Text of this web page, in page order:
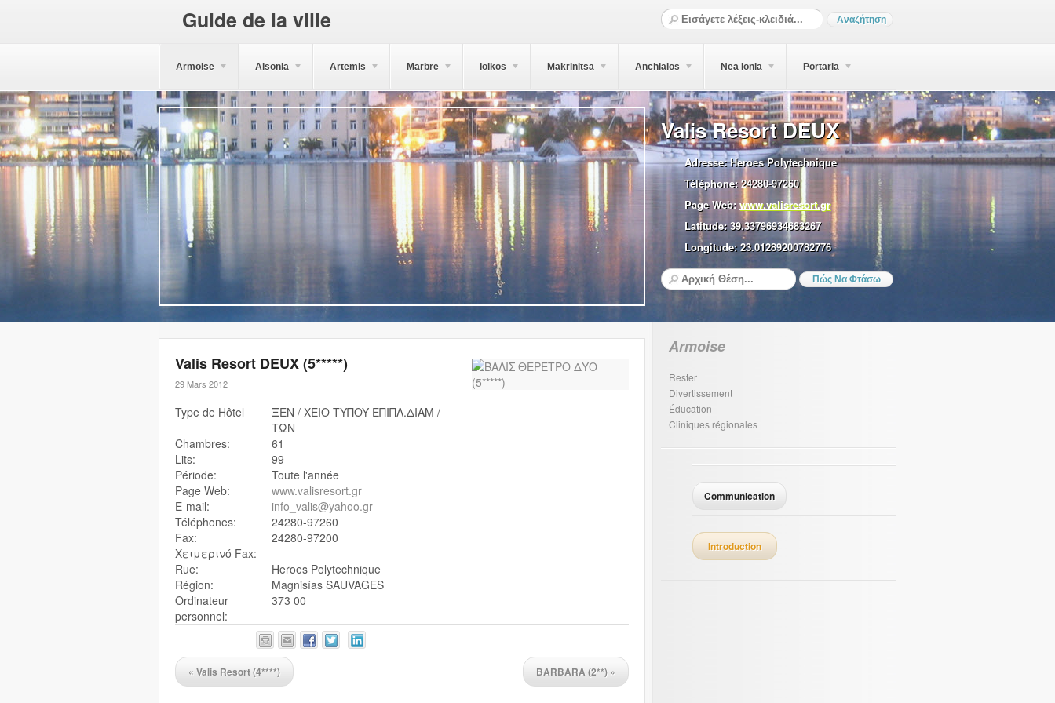
Guide de la ville
Armoise Aisonia Artemis Marbre Iolkos Makrinitsa Anchialos Nea Ionia Portaria
Valis Resort DEUX
Adresse:Heroes Polytechnique
Téléphone:24280-97260
Page Web: www.valisresort.gr
Latitude:39.33796934683267
Longitude:23.01289200782776
Valis Resort DEUX (5*****)
29 Mars 2012
Type de Hôtel
ΞEN / XEIO TYΠOY EΠIΠΛ.ΔIAM /
TΩN
Chambres:
61
Lits:
99
Période:
Toute l'année
Page Web:
www.valisresort.gr
E-mail:
info_valis@yahoo.gr
Téléphones:
24280-97260
Fax:
24280-97200
Χειμερινό Fax:
Rue:
Heroes Polytechnique
Région:
Magnisías SAUVAGES
Ordinateur
personnel:
373 00
« Valis Resort (4****) BARBARA (2**) »
Armoise
Rester
Divertissement
Éducation
Cliniques régionales
Communication
Introduction